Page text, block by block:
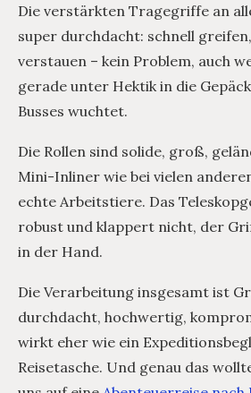
Die verstärkten Tragegriffe an
super durchdacht: schnell
verstauen – kein Problem, auch
gerade unter Hektik in die
Busses wuchtet.
Die Rollen sind solide, groß,
Mini-Inliner wie bei vielen
echte Arbeitstiere. Das
robust und klappert nicht, der
in der Hand.
Die Verarbeitung insgesamt ist
durchdacht, hochwertig,
wirkt eher wie ein
Reisetasche. Und genau das